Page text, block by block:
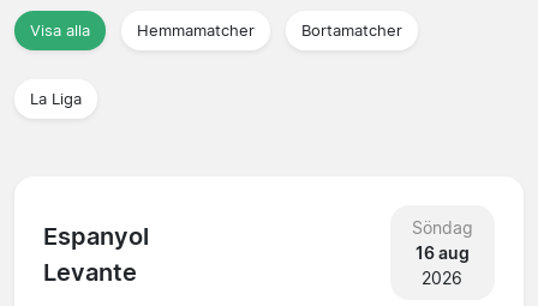
Visa alla Hemmamatcher Bortamatcher
La Liga
Espanyol
Levante
Söndag
16 aug
2026